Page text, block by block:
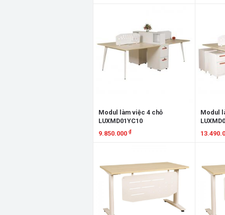
Modul làm việc 4 chỗ
LUXMD01YC10
9.850.000 ₫
Modul